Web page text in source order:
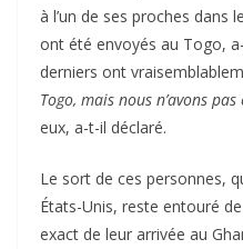
à l’un de ses proches dans
ont été envoyés au Togo,
derniers ont
Togo, mais nous n’avons
eux, a-t-il déclaré.
Le sort de ces personnes,
États-Unis, reste entouré
exact de leur arrivée au